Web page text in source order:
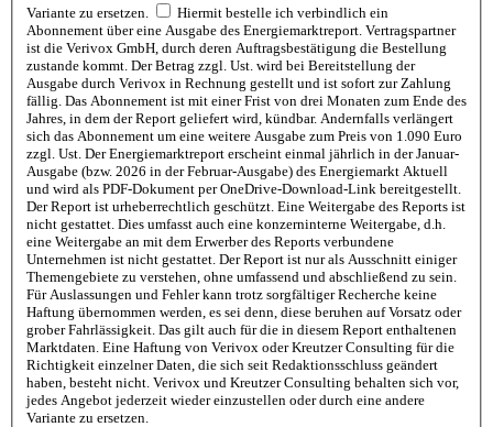
Variante zu ersetzen.
Hiermit bestelle ich verbindlich ein
Abonnement über eine Ausgabe des Energiemarktreport. Vertragspartner
ist die Verivox GmbH, durch deren Auftragsbestätigung die Bestellung
zustande kommt. Der Betrag zzgl. Ust. wird bei Bereitstellung der
Ausgabe durch Verivox in Rechnung gestellt und ist sofort zur Zahlung
fällig. Das Abonnement ist mit einer Frist von drei Monaten zum Ende des
Jahres, in dem der Report geliefert wird, kündbar. Andernfalls verlängert
sich das Abonnement um eine weitere Ausgabe zum Preis von 1.090 Euro
zzgl. Ust. Der Energiemarktreport erscheint einmal jährlich in der Januar-
Ausgabe (bzw. 2026 in der Februar-Ausgabe) des Energiemarkt Aktuell
und wird als PDF-Dokument per OneDrive-Download-Link bereitgestellt.
Der Report ist urheberrechtlich geschützt. Eine Weitergabe des Reports ist
nicht gestattet. Dies umfasst auch eine konzerninterne Weitergabe, d.h.
eine Weitergabe an mit dem Erwerber des Reports verbundene
Unternehmen ist nicht gestattet. Der Report ist nur als Ausschnitt einiger
Themengebiete zu verstehen, ohne umfassend und abschließend zu sein.
Für Auslassungen und Fehler kann trotz sorgfältiger Recherche keine
Haftung übernommen werden, es sei denn, diese beruhen auf Vorsatz oder
grober Fahrlässigkeit. Das gilt auch für die in diesem Report enthaltenen
Marktdaten. Eine Haftung von Verivox oder Kreutzer Consulting für die
Richtigkeit einzelner Daten, die sich seit Redaktionsschluss geändert
haben, besteht nicht. Verivox und Kreutzer Consulting behalten sich vor,
jedes Angebot jederzeit wieder einzustellen oder durch eine andere
Variante zu ersetzen.